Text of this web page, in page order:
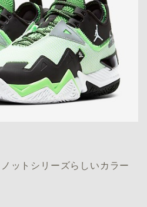
ットシリーズらしいカラー